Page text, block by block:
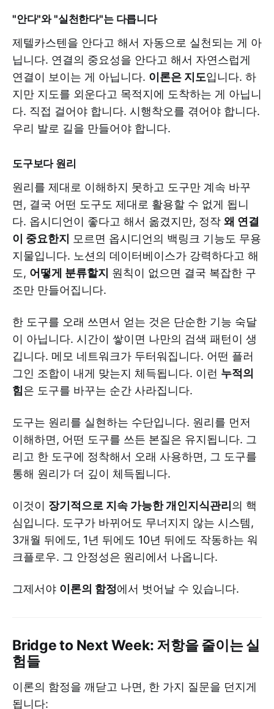
"안다"와 "실천한다"는 다릅니다
제텔카스텐을 안다고 해서 자동으로 실천되는 게 아
닙니다. 연결의 중요성을 안다고 해서 자연스럽게
연결이 보이는 게 아닙니다. 이론은 지도입니다. 하
지만 지도를 외운다고 목적지에 도착하는 게 아닙니
다. 직접 걸어야 합니다. 시행착오를 겪어야 합니다.
우리 발로 길을 만들어야 합니다.
도구보다 원리
원리를 제대로 이해하지 못하고 도구만 계속 바꾸
면, 결국 어떤 도구도 제대로 활용할 수 없게 됩니
다. 옵시디언이 좋다고 해서 옮겼지만, 정작 왜 연결
이 중요한지
모르면 옵시디언의 백링크 기능도 무용
지물입니다. 노션의 데이터베이스가 강력하다고 해
도, 어떻게 분류할지 원칙이 없으면 결국 복잡한 구
조만 만들어집니다.
한 도구를 오래 쓰면서 얻는 것은 단순한 기능 숙달
이 아닙니다. 시간이 쌓이면 나만의 검색 패턴이 생
깁니다. 메모 네트워크가 두터워집니다. 어떤 플러
그인 조합이 내게 맞는지 체득됩니다. 이런 누적의
힘은 도구를 바꾸는 순간 사라집니다.
도구는 원리를 실현하는 수단입니다. 원리를 먼저
이해하면, 어떤 도구를 쓰든 본질은 유지됩니다. 그
리고 한 도구에 정착해서 오래 사용하면, 그 도구를
통해 원리가 더 깊이 체득됩니다.
이것이 장기적으로 지속 가능한 개인지식관리 의 핵
심입니다. 도구가 바뀌어도 무너지지 않는 시스템,
3개월 뒤에도, 1년 뒤에도 10년 뒤에도 작동하는 워
크플로우. 그 안정성은 원리에서 나옵니다.
그제서야 이론의 함정에서 벗어날 수 있습니다.
Bridge to Next Week: 저항을 줄이는 실
험들
이론의 함정을 깨닫고 나면, 한 가지 질문을 던지게
됩니다: